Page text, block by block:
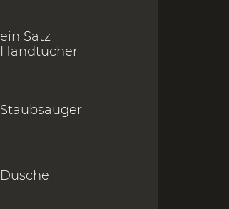
ein Satz
Handtücher
Staubsauger
Dusche